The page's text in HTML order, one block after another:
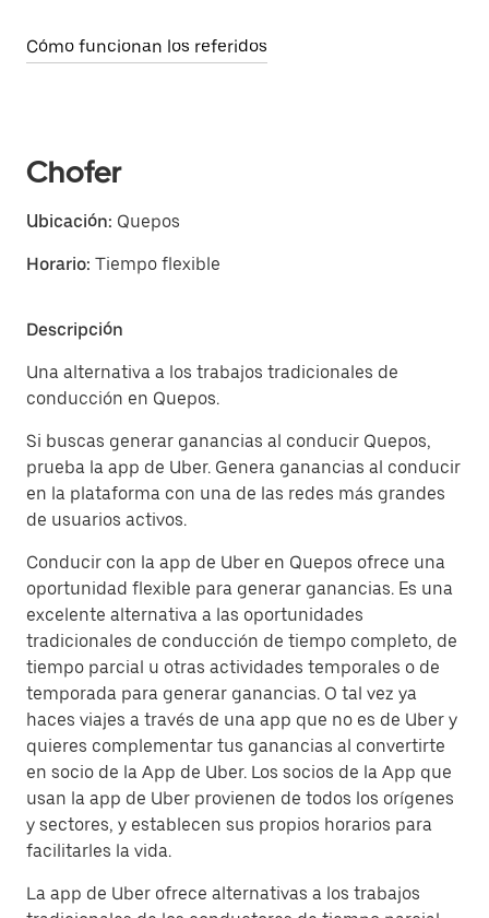
Cómo funcionan los referidos
Chofer
Ubicación: Quepos
Horario: Tiempo flexible
Descripción
Una alternativa a los trabajos tradicionales de
conducción en Quepos.
Si buscas generar ganancias al conducir Quepos,
prueba la app de Uber. Genera ganancias al conducir
en la plataforma con una de las redes más grandes
de usuarios activos.
Conducir con la app de Uber en Quepos ofrece una
oportunidad flexible para generar ganancias. Es una
excelente alternativa a las oportunidades
tradicionales de conducción de tiempo completo, de
tiempo parcial u otras actividades temporales o de
temporada para generar ganancias. O tal vez ya
haces viajes a través de una app que no es de Uber y
quieres complementar tus ganancias al convertirte
en socio de la App de Uber. Los socios de la App que
usan la app de Uber provienen de todos los orígenes
y sectores, y establecen sus propios horarios para
facilitarles la vida.
La app de Uber ofrece alternativas a los trabajos